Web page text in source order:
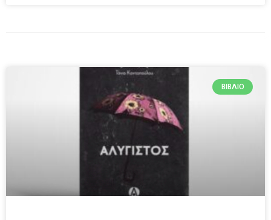
ΒΙΒΛΊΟ